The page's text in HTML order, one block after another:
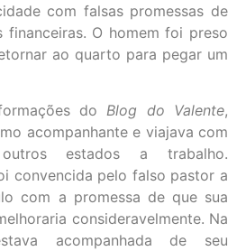
com falsas promessas de
financeiras. O homem foi preso
ao quarto para pegar um
doBlog do Valente,
acompanhante e viajava com
estados a trabalho.
convencida pelo falso pastor a
com a promessa de que sua
consideravelmente. Na
acompanhada de seu